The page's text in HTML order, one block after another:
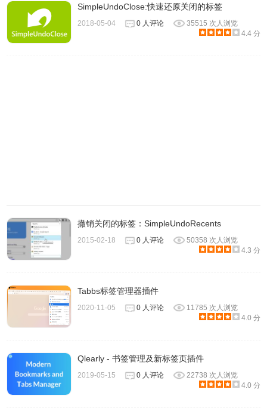
SimpleUndoClose:快速还原关闭的标签
2018-05-04 0 人评论
35515 次人浏览
4.4 分
撤销关闭的标签：SimpleUndoRecents
2015-02-18 0 人评论
50358 次人浏览
4.3 分
Tabbs标签管理器插件
2020-11-05 0 人评论
11785 次人浏览
4.0 分
Qlearly - 书签管理及新标签页插件
2019-05-15 0 人评论
22738 次人浏览
4.0 分